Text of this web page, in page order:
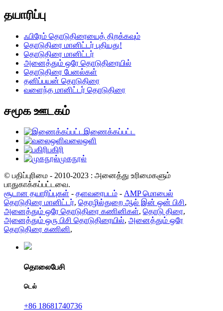
தயாரிப்பு
ஃபிரேம் தொடுதிரையைத் திறக்கவும்
தொடுதிரை மானிட்டர் புதியது!
தொடுதிரை மானிட்டர்
அனைத்தும் ஒரே தொடுதிரையில்
தொடுதிரை பேனல்கள்
தனிப்பயன் தொடுதிரை
வளைந்த மானிட்டர் தொடுதிரை
சமூக ஊடகம்
இணைக்கப்பட்ட
வலைஒளி
பகிரி
முகநூல்
© பதிப்புரிமை - 2010-2023 : அனைத்து உரிமைகளும்
பாதுகாக்கப்பட்டவை.
சூடான தயாரிப்புகள் - தளவரைபடம் - AMP மொபைல்
தொடுதிரை மானிட்டர், தொழில்துறை ஆல் இன் ஒன் பிசி,
அனைத்தும் ஒரே தொடுதிரை கணினிகள், தொடு திரை,
அனைத்தும் ஒரு பிசி தொடுதிரையில், அனைத்தும் ஒரே
தொடுதிரை கணினி,
தொலைபேசி
டெல்
+86 18681740736